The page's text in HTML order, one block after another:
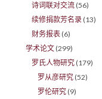
诗词联对交流 (56)
续修捐款芳名录 (13)
财务报表 (6)
学术论文 (299)
罗氏人物研究 (179)
罗从彦研究 (52)
罗伦研究 (9)